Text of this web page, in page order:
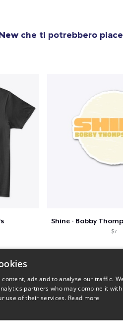
che ti potrebbero
$7
ads and to analyse our traffic.
partners who may combine it
use of their services. Read more